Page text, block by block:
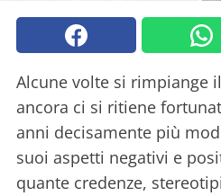
Alcune volte si rimpiange
ancora ci si ritiene
anni decisamente più
suoi aspetti negativi e
quante credenze,